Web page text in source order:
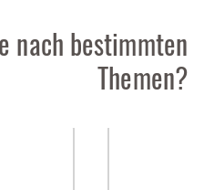
nach bestimmten
Themen?